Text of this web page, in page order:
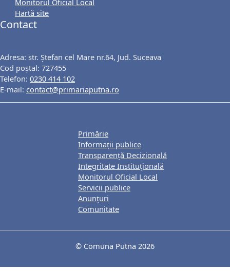
Hartă site
Contact
Adresa: str. Ștefan cel Mare nr.64, Jud. Suceava
Cod poștal: 727455
Telefon: 0230 414 102
E-mail: contact@primariaputna.ro
Primărie
Informații publice
Transparență Decizională
Integritate Instituțională
Monitorul Oficial Local
Servicii publice
Anunțuri
Comunitate
© Comuna Putna 2026